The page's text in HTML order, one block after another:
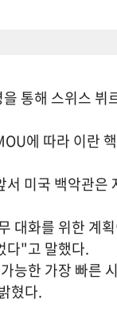
통해 스위스
에 따라 이란
서 미국 백악관
대화를 위한 계
다"고 말했다.
능한 가장 빠른
혔다.